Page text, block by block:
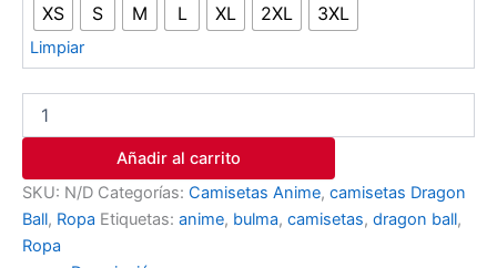
XS S M L XL 2XL 3XL
Limpiar
Añadir al carrito
SKU: N/D Categorías: Camisetas Anime, camisetas Dragon
Ball, Ropa Etiquetas: anime, bulma, camisetas, dragon ball,
Ropa